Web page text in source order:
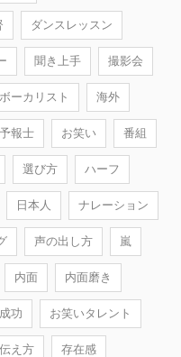
ダンスレッスン
聞き上手 撮影会
ボーカリスト 海外
報士 お笑い 番組
選び方 ハーフ
日本人 ナレーション
声の出し方 嵐
内面 内面磨き
成功 お笑いタレント
伝え方 存在感